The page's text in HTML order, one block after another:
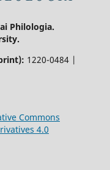
Philologia.
1220-0484 |
Commons
4.0